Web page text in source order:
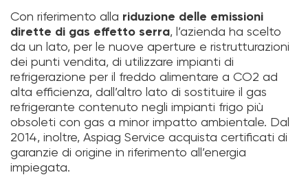
Con riferimento alla riduzione delle emissioni
dirette di gas effetto serra, l’azienda ha scelto
da un lato, per le nuove aperture e ristrutturazioni
dei punti vendita, di utilizzare impianti di
refrigerazione per il freddo alimentare a CO2 ad
alta efficienza, dall’altro lato di sostituire il gas
refrigerante contenuto negli impianti frigo più
obsoleti con gas a minor impatto ambientale. Dal
2014, inoltre, Aspiag Service acquista certificati di
garanzie di origine in riferimento all’energia
impiegata.